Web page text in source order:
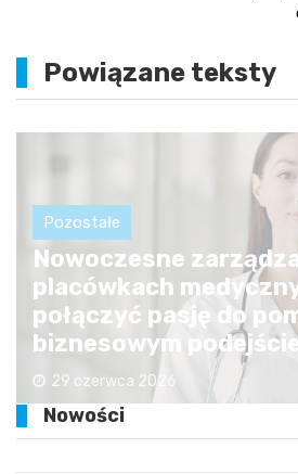
Powiązane teksty
Pozostałe
Nowoczesne
placówkach
połączyć pasję do
biznesowym
29 czerwca 2026
Nowości